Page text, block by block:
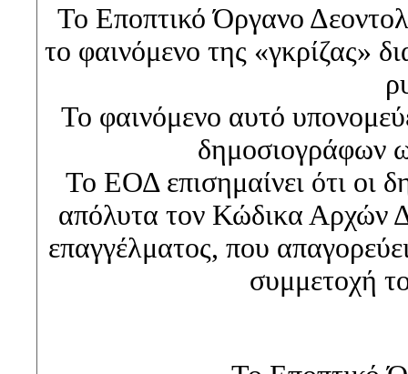
Το Εποπτικό Όργανο
το φαινόμενο της «γκρίζας»
Το φαινόμενο αυτό
δημοσιογράφων
Το ΕΟΔ επισημαίνει ότι οι
απόλυτα τον Κώδικα Αρχών
επαγγέλματος, που
συμμετοχή